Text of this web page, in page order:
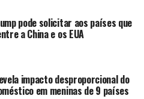
pode solicitar aos países que
a China e os EUA
impacto desproporcional do
em meninas de 9 países